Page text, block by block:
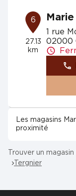
6
27.13
km
1 rue
02000
Les magasins
proximité
Trouver un
Tergnier